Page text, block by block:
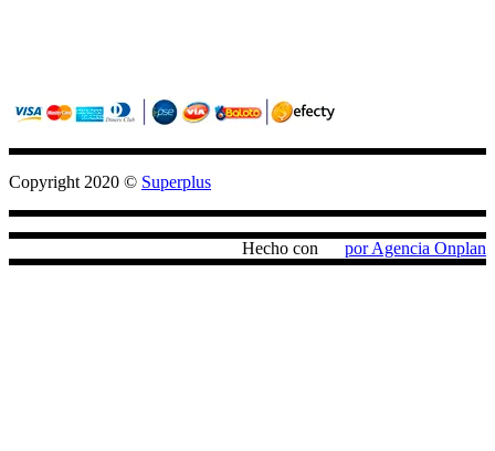
Copyright 2020 © Superplus
Hecho con por Agencia Onplan